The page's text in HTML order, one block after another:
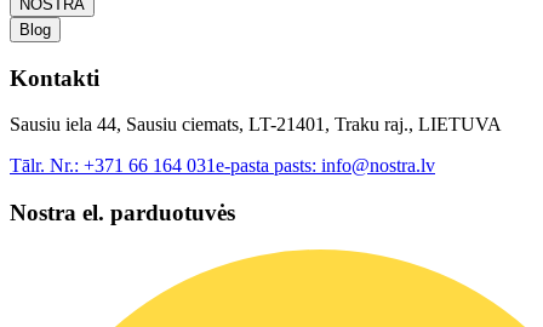
NOSTRA
Blog
Kontakti
Sausiu iela 44, Sausiu ciemats, LT-21401, Traku raj., LIETUVA
Tālr. Nr.: +371 66 164 031e-pasta pasts: info@nostra.lv
Nostra el. parduotuvės